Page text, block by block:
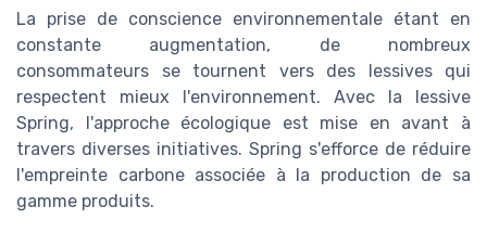
La prise de conscience environnementale étant en
constante augmentation, de nombreux
consommateurs se tournent vers des lessives qui
respectent mieux l'environnement. Avec la lessive
Spring, l'approche écologique est mise en avant à
travers diverses initiatives. Spring s'efforce de réduire
l'empreinte carbone associée à la production de sa
gamme produits.